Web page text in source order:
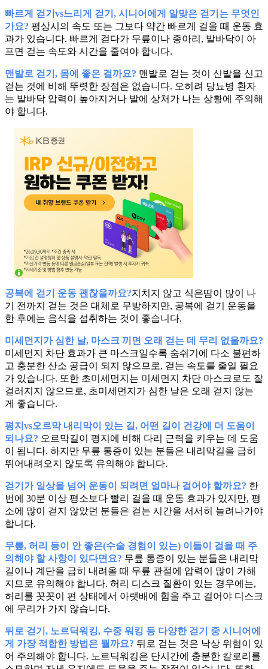
빠르게 걷기vs느리게 걷기, 시니어에게 알맞은 걷기는 무엇인
가요? 평상시의 속도 또는 그보다 약간 빠르게 걸을 때 운동 효
과가 있습니다. 빠르게 걷다가 무릎이나 종아리, 발바닥이 아
프면 걷는 속도와 시간을 줄여야 합니다.
맨발로 걷기, 몸에 좋은 걸까요? 맨발로 걷는 것이 신발을 신고
걷는 것에 비해 뚜렷한 장점은 없습니다. 오히려 당뇨병 환자
는 발바닥 압력이 높아지거나 발에 상처가 나는 상황에 주의해
야 합니다.
공복에 걷기 운동 괜찮을까요?지치지 않고 식은땀이 많이 나
기 전까지 걷는 것은 대체로 무방하지만, 공복에 걷기 운동을
한 후에는 음식을 섭취하는 것이 좋습니다.
미세먼지가 심한 날, 마스크 끼면 오래 걷는 데 무리 없을까요?
미세먼지 차단 효과가 큰 마스크일수록 숨쉬기에 다소 불편하
고 충분한 산소 공급이 되지 않으므로, 걷는 속도를 줄일 필요
가 있습니다. 또한 초미세먼지는 미세먼지 차단 마스크로도 잘
걸러지지 않으므로, 초미세먼지가 심한 날은 오래 걷지 않는
게 좋습니다.
평지vs오르막 내리막이 있는 길, 어떤 길이 건강에 더 도움이
되나요? 오르막길이 평지에 비해 다리 근력을 키우는 데 도움
이 됩니다. 하지만 무릎 통증이 있는 분들은 내리막길을 급히
뛰어내려오지 않도록 유의해야 합니다.
걷기가 일상을 넘어 운동이 되려면 얼마나 걸어야 할까요? 한
번에 30분 이상 평소보다 빨리 걸을 때 운동 효과가 있지만, 평
소에 많이 걷지 않았던 분들은 걷는 시간을 서서히 늘려나가야
합니다.
무릎, 허리 등이 안 좋은(수술 경험이 있는) 이들이 걸을 때 주
의해야 할 사항이 있다면요? 무릎 통증이 있는 분들은 내리막
길이나 계단을 급히 내려올 때 무릎 관절에 압력이 많이 가해
지므로 유의해야 합니다. 허리 디스크 질환이 있는 경우에는,
허리를 꼿꼿이 편 상태에서 아랫배에 힘을 주고 걸어야 디스크
에 무리가 가지 않습니다.
뒤로 걷기, 노르딕워킹, 수중 워킹 등 다양한 걷기 중 시니어에
게 가장 적합한 방법은 뭘까요? 뒤로 걷는 것은 낙상 위험이 있
어 주의해야 합니다. 노르딕워킹은 단시간에 충분한 칼로리를